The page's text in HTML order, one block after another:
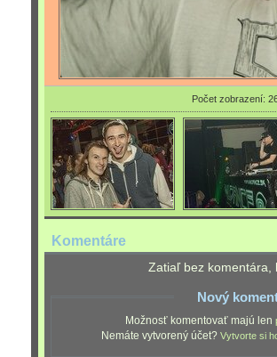
Počet zobrazení:
Komentáre
Zatiaľ bez komentára,
Nový
Možnosť komentovať majú len
Nemáte vytvorený účet? Vytvorte si